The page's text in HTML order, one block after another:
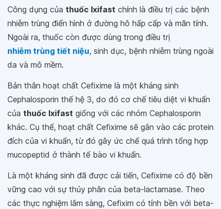
Công dụng của thuốc Ixifast chính là điều trị các bệnh
nhiễm trùng điển hình ở đường hô hấp cấp và mãn tính.
Ngoài ra, thuốc còn được dùng trong điều trị
nhiễm trùng tiết niệu, sinh dục, bệnh nhiễm trùng ngoài
da và mô mềm.
Bản thân hoạt chất Cefixime là một kháng sinh
Cephalosporin thế hệ 3, do đó cơ chế tiêu diệt vi khuẩn
của thuốc Ixifast giống với các nhóm Cephalosporin
khác. Cụ thể, hoạt chất Cefixime sẽ gắn vào các protein
đích của vi khuẩn, từ đó gây ức chế quá trình tổng hợp
mucopeptid ở thành tế bào vi khuẩn.
Là một kháng sinh đã được cải tiến, Cefixime có độ bền
vững cao với sự thủy phân của beta-lactamase. Theo
các thực nghiệm lâm sàng, Cefixim có tính bền với beta-